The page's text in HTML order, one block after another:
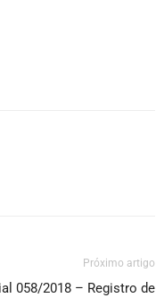
Próximo artigo
058/2018 – Registro de